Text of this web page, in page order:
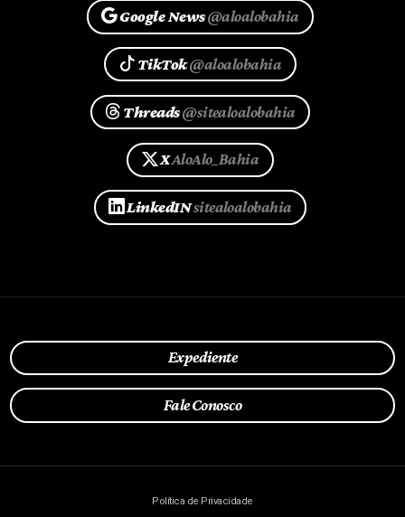
Google News@aloalobahia
TikTok@aloalobahia
Threads@sitealoalobahia
XAloAlo_Bahia
LinkedINsitealoalobahia
Expediente
Fale Conosco
Política de Privacidade